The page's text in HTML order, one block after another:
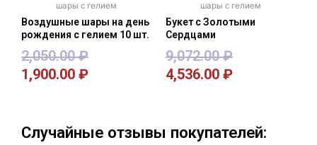
шары с гелием
Воздушные шары на день
рождения с гелием 10 шт.
2,050.00₽
1,900.00 ₽
шары с гелием
Букет с Золотыми
Сердцами
9,072.00₽
4,536.00 ₽
Случайные отзывы покупателей: